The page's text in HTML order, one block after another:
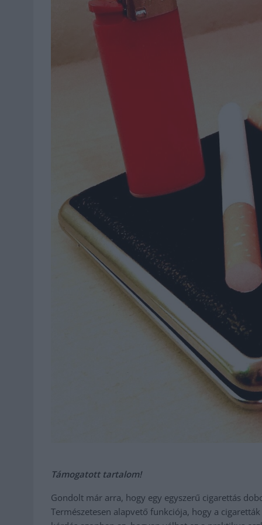
Támogatott tartalom!
Gondolt már arra, hogy egy egyszerű cigarettás
Természetesen alapvető funkciója, hogy a